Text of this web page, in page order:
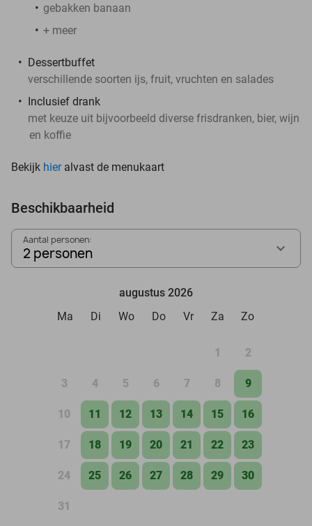
gebakken banaan
+ meer
Dessertbuffet
verschillende soorten ijs, fruit, vruchten en salades
Inclusief drank
met keuze uit bijvoorbeeld diverse frisdranken, bier, wijn
en koffie
Bekijk hieralvast de menukaart
Beschikbaarheid
Aantal personen:
2 personen
augustus 2026
Ma
Di Wo Do Vr Za Zo
1 2
3 4 5 6 7 8 9
10 11 12 13 14 15 16
17 18 19 20 21 22 23
24 25 26 27 28 29 30
31